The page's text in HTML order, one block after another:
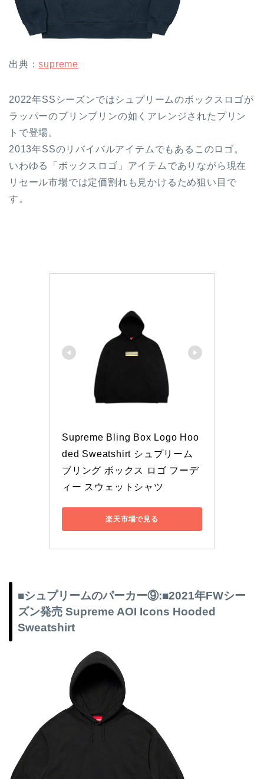
出典：supreme
2022年SSシーズンではシュプリームのボックスロゴが
ラッパーのブリンブリンの如くアレンジされたプリン
トで登場。
2013年SSのリバイバルアイテムでもあるこのロゴ。
いわゆる「ボックスロゴ」アイテムでありながら現在
リセール市場では定価割れも見かけるため狙い目で
す。
Supreme Bling Box Logo Hoo
ded Sweatshirt シュプリーム
ブリング ボックス ロゴ フーデ
ィー スウェットシャツ
楽天市場で見る
■シュプリームのパーカー⑨:■2021年FWシー
ズン発売 Supreme AOI Icons Hooded
Sweatshirt